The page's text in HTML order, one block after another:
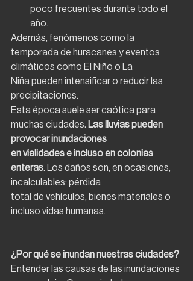
poco frecuentes durante todo el
año.
Además, fenómenos como la
temporada de huracanes y eventos
climáticos como El Niño o La
Niña pueden intensificar o reducir las
precipitaciones.
Esta época suele ser caótica para
muchas ciudades. Las lluvias pueden
provocar inundaciones
en vialidades e incluso en colonias
enteras. Los daños son, en ocasiones,
incalculables: pérdida
total de vehículos, bienes materiales o
incluso vidas humanas.
¿Por qué se inundan nuestras ciudades?
Entender las causas de las inundaciones